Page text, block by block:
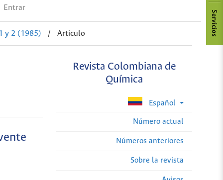
Entrar
y 2 (1985) / Articulo
Revista Colombiana de
Química
Español
Número actual
Números anteriores
Sobre la revista